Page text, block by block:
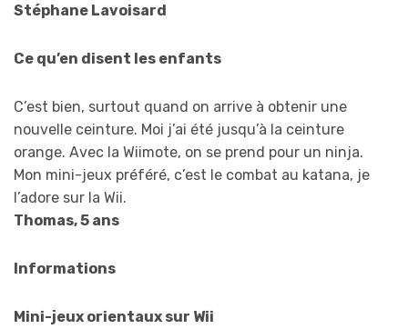
Stéphane Lavoisard
Ce qu’en disent les enfants
C’est bien, surtout quand on arrive à obtenir une
nouvelle ceinture. Moi j’ai été jusqu’à la ceinture
orange. Avec la Wiimote, on se prend pour un ninja.
Mon mini-jeux préféré, c’est le combat au katana, je
l’adore sur la Wii.
Thomas, 5 ans
Informations
Mini-jeux orientaux sur Wii